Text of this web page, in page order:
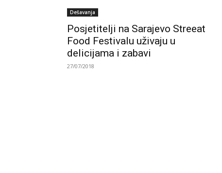
Dešavanja
Posjetitelji na Sarajevo Streeat
Food Festivalu uživaju u
delicijama i zabavi
27/07/2018